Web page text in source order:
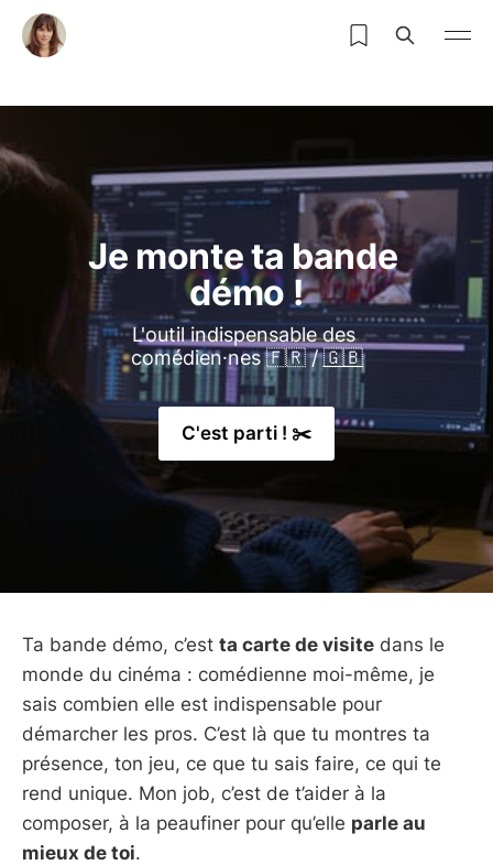
Je monte ta bande
démo !
L'outil indispensable des
comédien⸱nes 🇫🇷 / 🇬🇧
C'est parti ! ✂️
Ta bande démo, c’est ta carte de visite dans le
monde du cinéma : comédienne moi-même, je
sais combien elle est indispensable pour
démarcher les pros. C’est là que tu montres ta
présence, ton jeu, ce que tu sais faire, ce qui te
rend unique. Mon job, c’est de t’aider à la
composer, à la peaufiner pour qu’elle parle au
mieux de toi.